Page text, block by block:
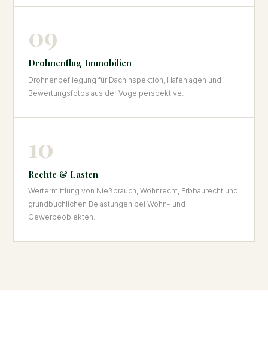
09
Drohnenflug Immobilien
Drohnenbefliegung für Dachinspektion, Hafenlagen und
Bewertungsfotos aus der Vogelperspektive.
10
Rechte & Lasten
Wertermittlung von Nießbrauch, Wohnrecht, Erbbaurecht und
grundbuchlichen Belastungen bei Wohn- und
Gewerbeobjekten.